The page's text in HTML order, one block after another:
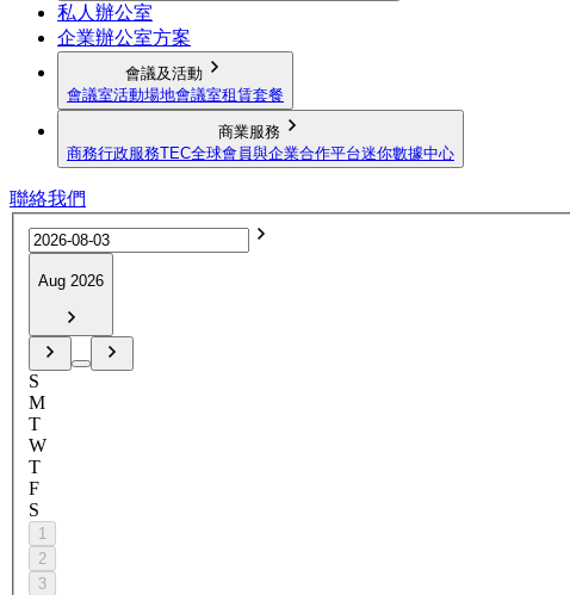
私人辦公室
企業辦公室方案
會議及活動
會議室活動場地會議室租賃套餐
商業服務
商務行政服務TEC全球會員與企業合作平台迷你數據中心
聯絡我們
Aug 2026
S
M
T
W
T
F
S
1
2
3